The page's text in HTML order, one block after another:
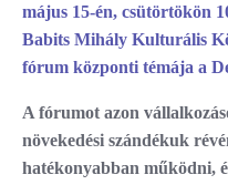
május 15-én, csütörtökön
Babits Mihály Kulturális
fórum központi témája a
A fórumot azon
növekedési szándékuk
hatékonyabban működni,